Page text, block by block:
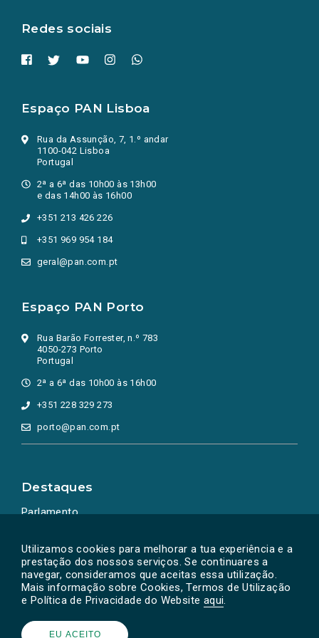
Utilizamos cookies para melhorar a tua experiência e a
prestação dos nossos serviços. Se continuares a
navegar, consideramos que aceitas essa utilização.
Mais informação sobre Cookies, Termos de Utilização
e Política de Privacidade do Website aqui.
EU ACEITO
Redes sociais
Espaço PAN Lisboa
Rua da Assunção, 7, 1.º andar
1100-042 Lisboa
Portugal
2ª a 6ª das 10h00 às 13h00
e das 14h00 às 16h00
+351 213 426 226
+351 969 954 184
geral@pan.com.pt
Espaço PAN Porto
Rua Barão Forrester, n.º 783
4050-273 Porto
Portugal
2ª a 6ª das 10h00 às 16h00
+351 228 329 273
porto@pan.com.pt
Destaques
Parlamento